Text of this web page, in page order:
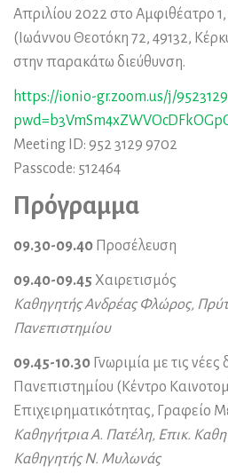
Απριλίου 2022 στο Αμφιθέατρο
(Ιωάννου Θεοτόκη 72, 49132,
στην παρακάτω διεύθυνση.
https://ionio-gr.zoom.us/j/
Meeting ID: 952 3129 9702
Passcode: 512464
Πρόγραμμα
09.30-09.40 Προσέλευση
09.40-09.45 Χαιρετισμός
Καθηγητής Ανδρέας Φλώρος,
Πανεπιστημίου
09.45-10.30 Γνωριμία με τις νέες
Πανεπιστημίου (Κέντρο
Επιχειρηματικότητας, Γραφείο
Καθηγήτρια Α. Πατέλη, Επικ.
Καθηγητής Ν. Μυλωνάς